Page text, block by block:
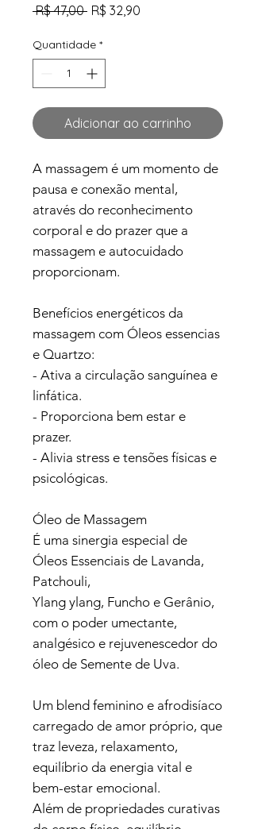
R$ 47,00 Preço
R$ 32,90
Quantidade *
Adicionar ao carrinho
A massagem é um momento de
pausa e conexão mental,
através do reconhecimento
corporal e do prazer que a
massagem e autocuidado
proporcionam.
Benefícios energéticos da
massagem com Óleos essencias
e Quartzo:
- Ativa a circulação sanguínea e
linfática.
- Proporciona bem estar e
prazer.
- Alivia stress e tensões físicas e
psicológicas.
Óleo de Massagem
É uma sinergia especial de
Óleos Essenciais de Lavanda,
Patchouli,
Ylang ylang, Funcho e Gerânio,
com o poder umectante,
analgésico e rejuvenescedor do
óleo de Semente de Uva.
Um blend feminino e afrodisíaco
carregado de amor próprio, que
traz leveza, relaxamento,
equilíbrio da energia vital e
bem-estar emocional.
Além de propriedades curativas